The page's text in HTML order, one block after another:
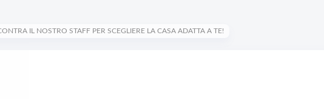
IL NOSTRO STAFF PER SCEGLIERE LA CASA ADATTA A TE!